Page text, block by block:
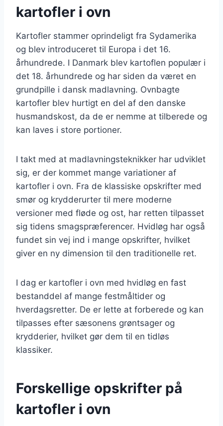
kartofler i ovn
Kartofler stammer oprindeligt fra Sydamerika
og blev introduceret til Europa i det 16.
århundrede. I Danmark blev kartoflen populær i
det 18. århundrede og har siden da været en
grundpille i dansk madlavning. Ovnbagte
kartofler blev hurtigt en del af den danske
husmandskost, da de er nemme at tilberede og
kan laves i store portioner.
I takt med at madlavningsteknikker har udviklet
sig, er der kommet mange variationer af
kartofler i ovn. Fra de klassiske opskrifter med
smør og krydderurter til mere moderne
versioner med fløde og ost, har retten tilpasset
sig tidens smagspræferencer. Hvidløg har også
fundet sin vej ind i mange opskrifter, hvilket
giver en ny dimension til den traditionelle ret.
I dag er kartofler i ovn med hvidløg en fast
bestanddel af mange festmåltider og
hverdagsretter. De er lette at forberede og kan
tilpasses efter sæsonens grøntsager og
krydderier, hvilket gør dem til en tidløs
klassiker.
Forskellige opskrifter på
kartofler i ovn